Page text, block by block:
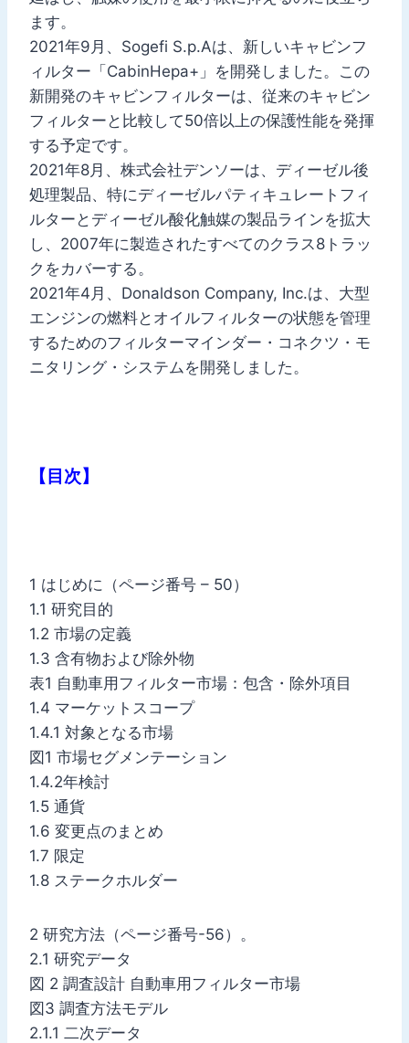
ます。
2021年9月、Sogefi S.p.Aは、新しいキャビンフ
ィルター「CabinHepa+」を開発しました。この
新開発のキャビンフィルターは、従来のキャビン
フィルターと比較して50倍以上の保護性能を発揮
する予定です。
2021年8月、株式会社デンソーは、ディーゼル後
処理製品、特にディーゼルパティキュレートフィ
ルターとディーゼル酸化触媒の製品ラインを拡大
し、2007年に製造されたすべてのクラス8トラッ
クをカバーする。
2021年4月、Donaldson Company, Inc.は、大型
エンジンの燃料とオイルフィルターの状態を管理
するためのフィルターマインダー・コネクツ・モ
ニタリング・システムを開発しました。
【目次】
1 はじめに（ページ番号 – 50）
1.1 研究目的
1.2 市場の定義
1.3 含有物および除外物
表1 自動車用フィルター市場：包含・除外項目
1.4 マーケットスコープ
1.4.1 対象となる市場
図1 市場セグメンテーション
1.4.2年検討
1.5 通貨
1.6 変更点のまとめ
1.7 限定
1.8 ステークホルダー
2 研究方法（ページ番号-56）。
2.1 研究データ
図 2 調査設計 自動車用フィルター市場
図3 調査方法モデル
2.1.1 二次データ